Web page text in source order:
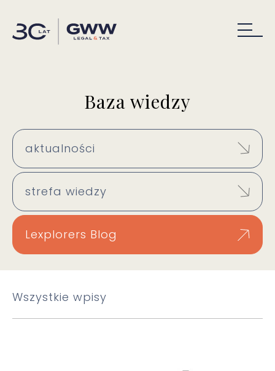
Baza wiedzy
aktualności
strefa wiedzy
Lexplorers Blog
Wszystkie wpisy